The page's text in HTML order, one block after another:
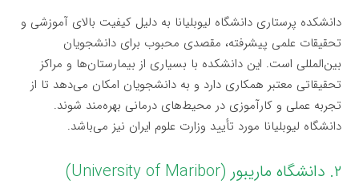
دانشکده پرستاری دانشگاه لیوبلیانا به دلیل کیفیت بالای آموزشی و
تحقیقات علمی پیشرفته، مقصدی محبوب برای دانشجویان
بین‌المللی است. این دانشکده با بسیاری از بیمارستان‌ها و مراکز
تحقیقاتی معتبر همکاری دارد و به دانشجویان امکان می‌دهد تا از
تجربه عملی و کارآموزی در محیط‌های درمانی بهره‌مند شوند.
دانشگاه لیوبلیانا مورد تأیید وزارت علوم ایران نیز می‌باشد.
۲. دانشگاه ماریبور (University of Maribor)